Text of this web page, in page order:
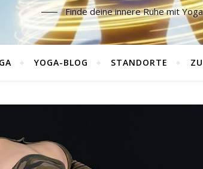
Finde deine innere Ruhe mit Yoga
YOGA-BLOG STANDORTE